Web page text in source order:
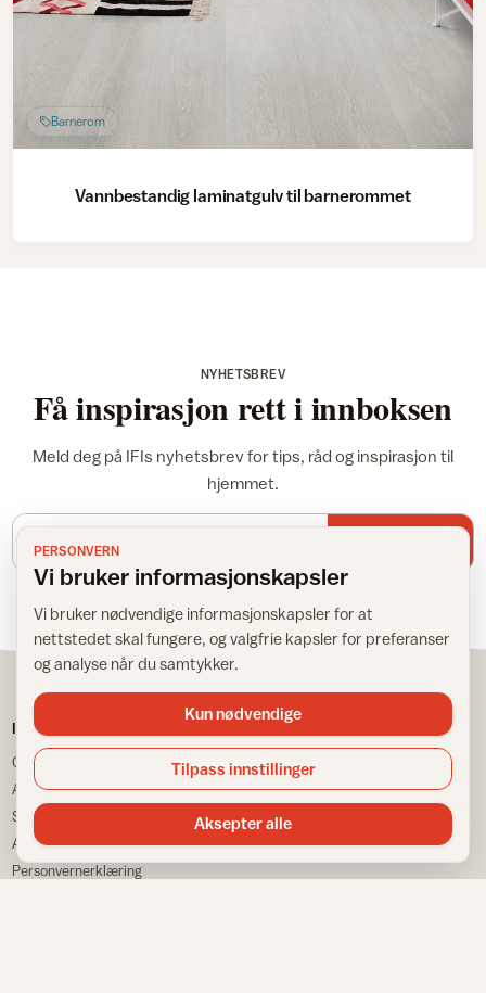
Barnerom
Vannbestandig laminatgulv til barnerommet
NYHETSBREV
Få inspirasjon rett i innboksen
Meld deg på IFIs nyhetsbrev for tips, råd og inspirasjon til
hjemmet.
E-postadresse
IFI
Om IFI
Ansatte
Samarbeidspartnere
Annonsere
Personvernerklæring
TJENESTER
Spør Frida
Bransjestatistikk
Finn din nærmeste
Huskeliste
PERSONVERN
Vi bruker informasjonskapsler
Vi bruker nødvendige informasjonskapsler for at
nettstedet skal fungere, og valgfrie kapsler for preferanser
og analyse når du samtykker.
Kun nødvendige
Tilpass innstillinger
Aksepter alle